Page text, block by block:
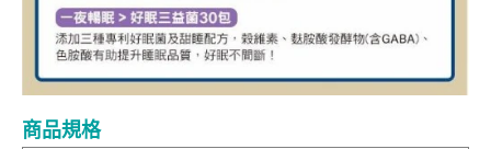
商品規格